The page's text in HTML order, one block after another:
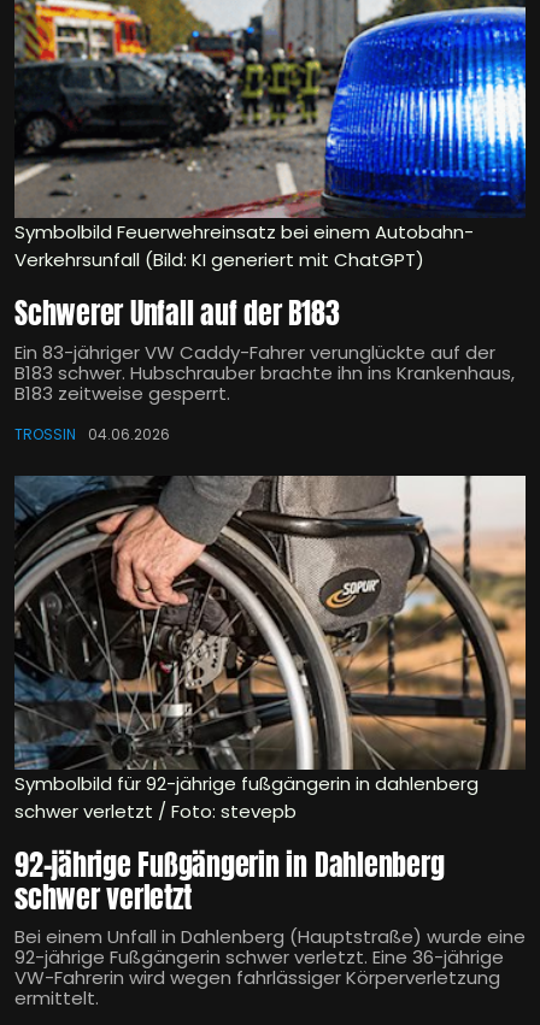
Symbolbild Feuerwehreinsatz bei einem Autobahn-
Verkehrsunfall (Bild: KI generiert mit ChatGPT)
Schwerer Unfall auf der B183
Ein 83-jähriger VW Caddy-Fahrer verunglückte auf der
B183 schwer. Hubschrauber brachte ihn ins Krankenhaus,
B183 zeitweise gesperrt.
TROSSIN 04.06.2026
Symbolbild für 92-jährige fußgängerin in dahlenberg
schwer verletzt / Foto: stevepb
92-jährige Fußgängerin in Dahlenberg
schwer verletzt
Bei einem Unfall in Dahlenberg (Hauptstraße) wurde eine
92-jährige Fußgängerin schwer verletzt. Eine 36-jährige
VW-Fahrerin wird wegen fahrlässiger Körperverletzung
ermittelt.